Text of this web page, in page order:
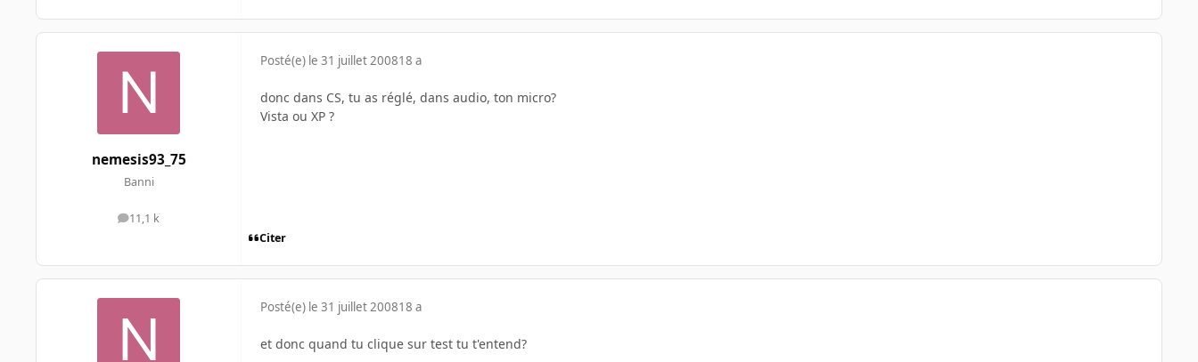
nemesis93_75
Banni
11,1 k
messages
Posté(e) le 31 juillet 200818 a
donc dans CS, tu as réglé, dans audio, ton micro?
Vista ou XP ?
Citer
Posté(e) le 31 juillet 200818 a
et donc quand tu clique sur test tu t'entend?